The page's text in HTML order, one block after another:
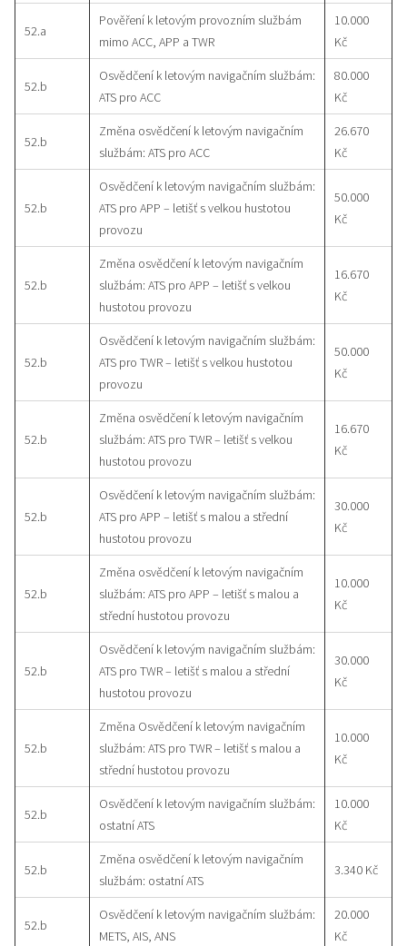
52.a
Pověření k letovým provozním službám
mimo ACC, APP a TWR
10.000
Kč
52.b
Osvědčení k letovým navigačním službám:
ATS pro ACC
80.000
Kč
52.b
Změna osvědčení k letovým navigačním
službám: ATS pro ACC
26.670
Kč
52.b
Osvědčení k letovým navigačním službám:
ATS pro APP – letišť s velkou hustotou
provozu
50.000
Kč
52.b
Změna osvědčení k letovým navigačním
službám: ATS pro APP – letišť s velkou
hustotou provozu
16.670
Kč
52.b
Osvědčení k letovým navigačním službám:
ATS pro TWR – letišť s velkou hustotou
provozu
50.000
Kč
52.b
Změna osvědčení k letovým navigačním
službám: ATS pro TWR – letišť s velkou
hustotou provozu
16.670
Kč
52.b
Osvědčení k letovým navigačním službám:
ATS pro APP – letišť s malou a střední
hustotou provozu
30.000
Kč
52.b
Změna osvědčení k letovým navigačním
službám: ATS pro APP – letišť s malou a
střední hustotou provozu
10.000
Kč
52.b
Osvědčení k letovým navigačním službám:
ATS pro TWR – letišť s malou a střední
hustotou provozu
30.000
Kč
52.b
Změna Osvědčení k letovým navigačním
službám: ATS pro TWR – letišť s malou a
střední hustotou provozu
10.000
Kč
52.b
Osvědčení k letovým navigačním službám:
ostatní ATS
10.000
Kč
52.b
Změna osvědčení k letovým navigačním
službám: ostatní ATS
3.340 Kč
52.b
Osvědčení k letovým navigačním službám:
METS, AIS, ANS
20.000
Kč